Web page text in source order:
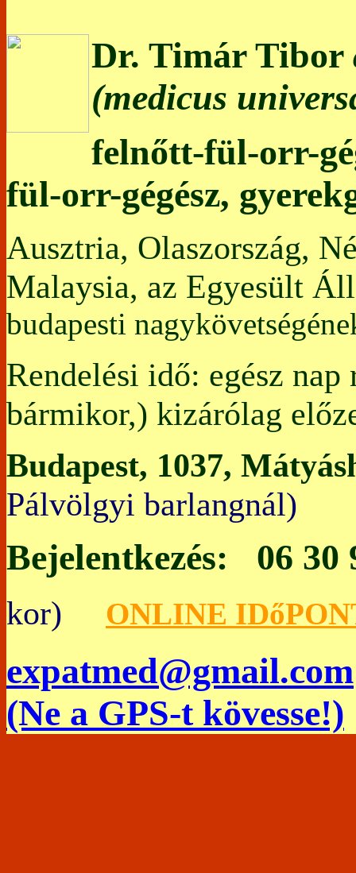
Dr. Timár Tibor
(medicus
felnőtt-fül-orr-
fül-orr-gégész,
Ausztria, Olaszország,
Malaysia, az Egyesült
budapesti
Rendelési idő: egész nap
bármikor,) kizárólag
Budapest, 1037,
Pálvölgyi
Bejelentkezés: 06 30
kor) ONLINE
expatmed@gmail.com
(Ne a GPS-t kövesse!)